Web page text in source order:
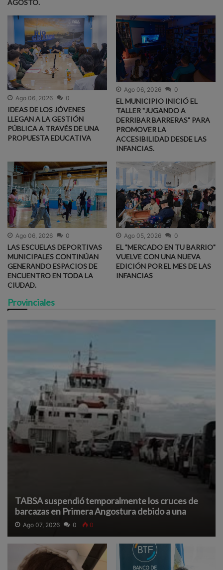
AGOSTO.
Ago 06, 2026 0
IDEAS DE LOS JÓVENES
LLEGAN A LA GESTIÓN
PÚBLICA A TRAVÉS DE UNA
PROPUESTA EDUCATIVA
Ago 06, 2026 0
EL MUNICIPIO INICIÓ EL
TALLER "JUGANDO A
DERRIBAR BARRERAS" PARA
PROMOVER LA
ACCESIBILIDAD DESDE LAS
INFANCIAS.
Ago 06, 2026 0
LAS ESCUELAS DEPORTIVAS
MUNICIPALES CONTINÚAN
GENERANDO ESPACIOS DE
ENCUENTRO EN TODA LA
CIUDAD.
Ago 05, 2026 0
EL "MERCADO EN TU BARRIO"
VUELVE CON UNA NUEVA
EDICIÓN POR EL MES DE LAS
INFANCIAS
Provinciales
TABSA suspendió temporalmente los cruces de
barcazas en Primera Angostura debido a una
densa neblina que reduce la visibilidad y afecta la
navegación segura.
Ago 07, 2026 0 0